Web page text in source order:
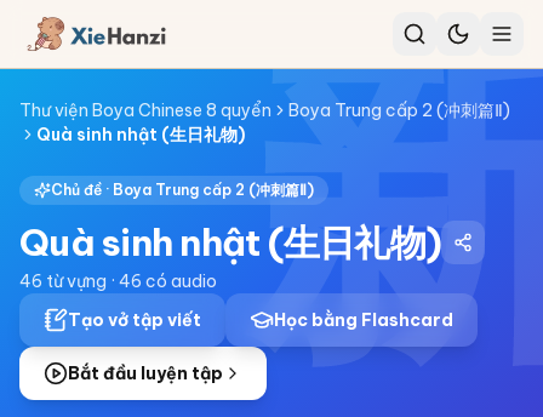
Thư viện Boya Chinese 8 quyển
Boya Trung cấp 2 (冲刺篇Ⅱ)
Quà sinh nhật (生日礼物)
Chủ đề · Boya Trung cấp 2 (冲刺篇Ⅱ)
Quà sinh nhật (生日礼物)
46 từ vựng · 46 có audio
Tạo vở tập viết
Học bằng Flashcard
Bắt đầu luyện tập